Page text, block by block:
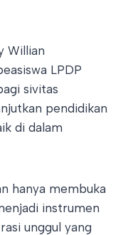
Willian
LPDP
sivitas
pendidikan
di dalam
hanya membuka
instrumen
unggul yang